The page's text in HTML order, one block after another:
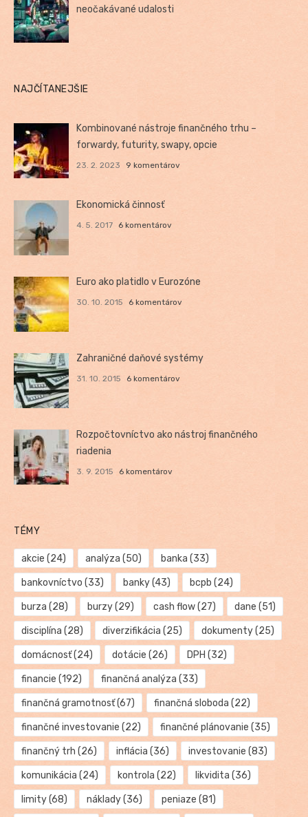
neočakávané udalosti
NAJČÍTANEJŠIE
Kombinované nástroje finančného trhu –
forwardy, futurity, swapy, opcie
23. 2. 2023 9 komentárov
Ekonomická činnosť
4. 5. 2017 6 komentárov
Euro ako platidlo v Eurozóne
30. 10. 2015 6 komentárov
Zahraničné daňové systémy
31. 10. 2015 6 komentárov
Rozpočtovníctvo ako nástroj finančného
riadenia
3. 9. 2015 6 komentárov
TÉMY
akcie (24) analýza (50) banka (33)
bankovníctvo (33) banky(43) bcpb (24)
burza (28) burzy(29) cash flow(27) dane (51)
disciplína (28) diverzifikácia (25) dokumenty(25)
domácnosť(24) dotácie (26) DPH (32)
financie (192) finančná analýza (33)
finančná gramotnosť(67) finančná sloboda (22)
finančné investovanie (22) finančné plánovanie (35)
finančný trh (26) inflácia (36) investovanie (83)
komunikácia (24) kontrola (22) likvidita (36)
limity(68) náklady(36) peniaze (81)